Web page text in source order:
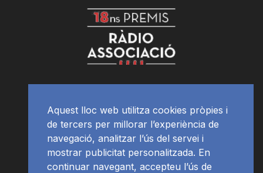
Aquest lloc web utilitza cookies pròpies i
de tercers per millorar l’experiència de
navegació, analitzar l’ús del servei i
mostrar publicitat personalitzada. En
continuar navegant, accepteu l’ús de